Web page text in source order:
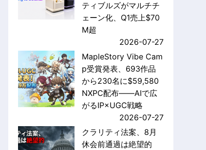
ティブルズがマルチチ
ェーン化、Q1売上$70
M超
2026-07-27
MapleStory Vibe Cam
p受賞発表、693作品
から230名に$59,580
NXPC配布——AIで広
がるIP×UGC戦略
2026-07-27
クラリティ法案、8月
休会前通過は絶望的